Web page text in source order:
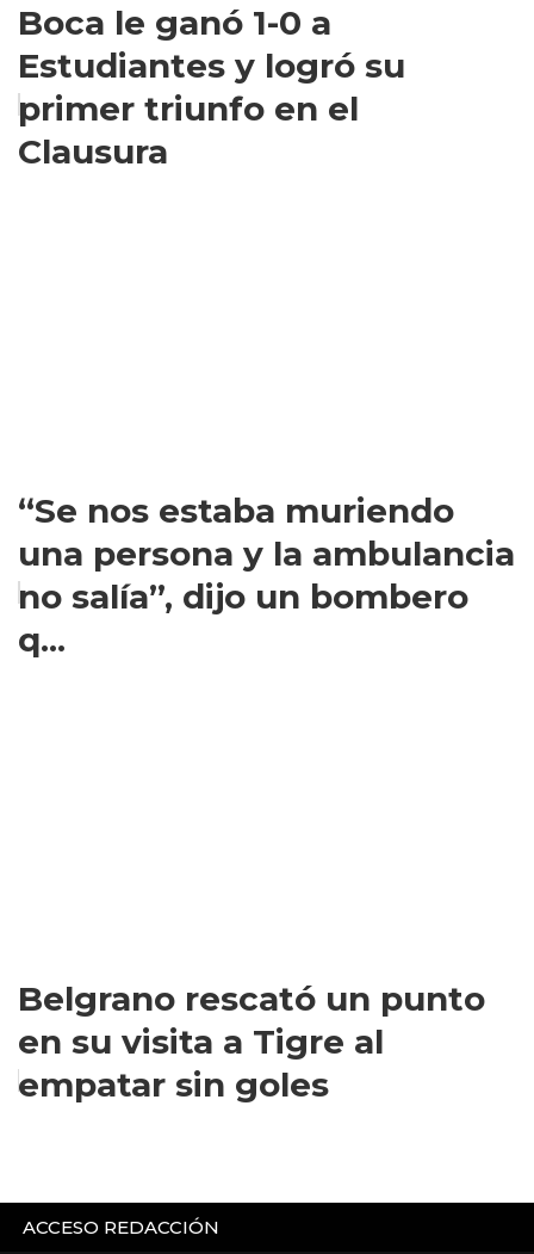
Boca le ganó 1-0 a
Estudiantes y logró su
primer triunfo en el
Clausura
“Se nos estaba muriendo
una persona y la ambulancia
no salía”, dijo un bombero
q...
Belgrano rescató un punto
en su visita a Tigre al
empatar sin goles
ACCESO REDACCIÓN